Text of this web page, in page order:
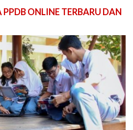
ONLINE TERBARU DAN